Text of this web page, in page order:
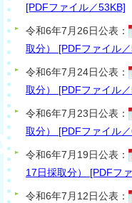
[PDFファイル／53KB]
令和6年7月26日公表：
取分） [PDFファイル
令和6年7月24日公表：
取分） [PDFファイル
令和6年7月23日公表：
取分） [PDFファイル
令和6年7月19日公表：
17日採取分） [PDFフ
令和6年7月12日公表：